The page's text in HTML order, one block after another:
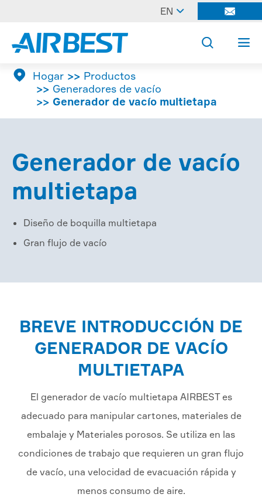
EN  
 
 Hogar
Productos
Generadores de vacío
Generador de vacío multietapa
Generador de vacío
multietapa
Diseño de boquilla multietapa
Gran flujo de vacío
BREVE INTRODUCCIÓN DE
GENERADOR DE VACÍO
MULTIETAPA
El generador de vacío multietapa AIRBEST es
adecuado para manipular cartones, materiales de
embalaje y Materiales porosos. Se utiliza en las
condiciones de trabajo que requieren un gran flujo
de vacío, una velocidad de evacuación rápida y
menos consumo de aire.